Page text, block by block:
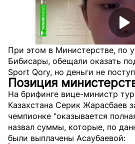
При этом в Министерстве, по
Бибисары, обещали оказать
Sport Qory, но деньги не
Позиция
На брифинге вице-министр
Казахстана Серик Жарасбаев
чемпионке "оказывается
назвал суммы, которые, по
были выплачены Асаубаевой: